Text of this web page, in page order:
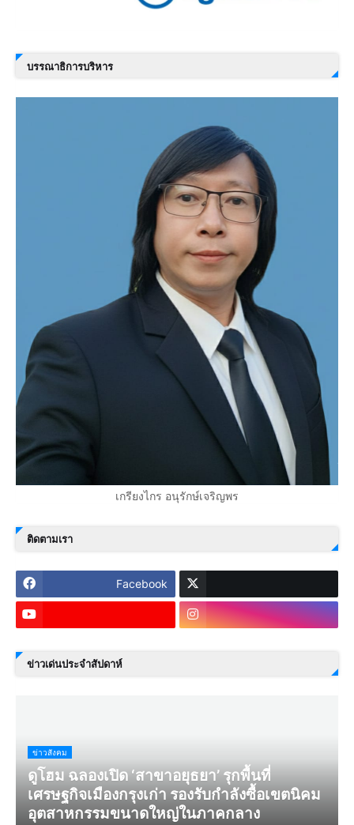
บรรณาธิการบริหาร
เกรียงไกร อนุรักษ์เจริญพร
ติดตามเรา
Facebook
ข่าวเด่นประจำสัปดาห์
ข่าวสังคม
ดูโฮม ฉลองเปิด ‘สาขาอยุธยา’ รุกพื้นที่
เศรษฐกิจเมืองกรุงเก่า รองรับกำลังซื้อเขตนิคม
อุตสาหกรรมขนาดใหญ่ในภาคกลาง